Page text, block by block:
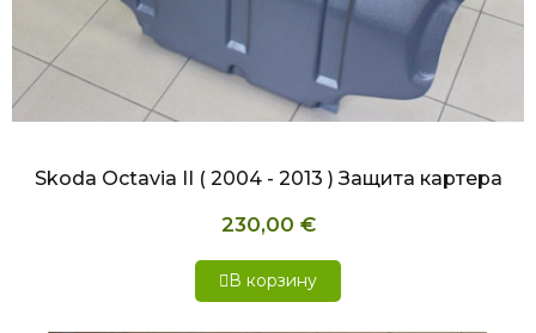
БЫСТРЫЙ ПРОСМОТР
Skoda Octavia II ( 2004 - 2013 ) Защита картера
230,00 €
В корзину